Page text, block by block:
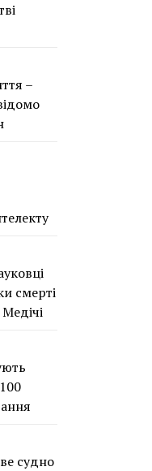
–
смерті
судно